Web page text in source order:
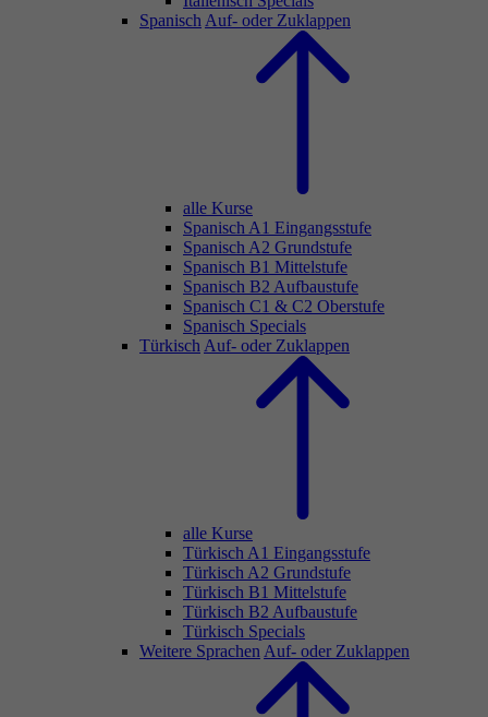
Spanisch Auf- oder Zuklappen
alle Kurse
Spanisch A1 Eingangsstufe
Spanisch A2 Grundstufe
Spanisch B1 Mittelstufe
Spanisch B2 Aufbaustufe
Spanisch C1 & C2 Oberstufe
Spanisch Specials
Türkisch Auf- oder Zuklappen
alle Kurse
Türkisch A1 Eingangsstufe
Türkisch A2 Grundstufe
Türkisch B1 Mittelstufe
Türkisch B2 Aufbaustufe
Türkisch Specials
Weitere Sprachen Auf- oder Zuklappen